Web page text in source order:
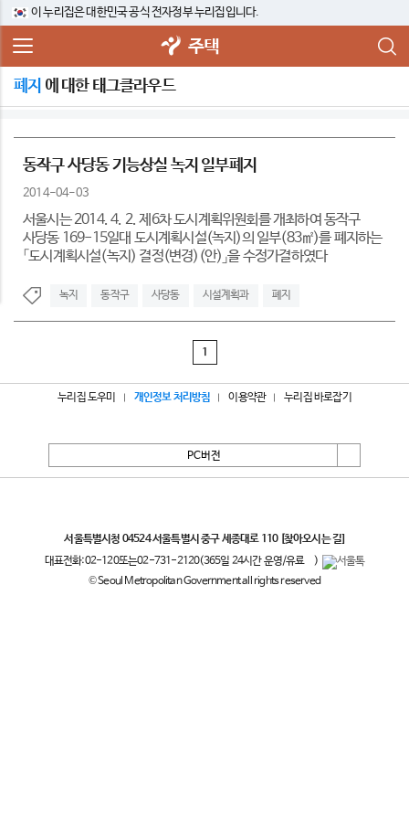
이 누리집은 대한민국 공식 전자정부 누리집입니다.
주택
폐지 에 대한 태그클라우드
동작구 사당동 기능상실 녹지 일부폐지
2014-04-03
서울시는 2014. 4. 2. 제6차 도시계획위원회를 개최하여 동작구
사당동 169-15일대 도시계획시설(녹지)의 일부(83㎡)를 폐지하는
「도시계획시설(녹지) 결정(변경)(안)」을 수정가결하였다
녹지 동작구 사당동 시설계획과 폐지
1
누리집 도우미 개인정보 처리방침 이용약관 누리집 바로잡기
PC버전
서울특별시청 04524 서울특별시 중구 세종대로 110 [찾아오시는 길]
대표전화:02-120또는02-731-2120(365일 24시간 운영/유료
)
© Seoul Metropolitan Government all rights reserved